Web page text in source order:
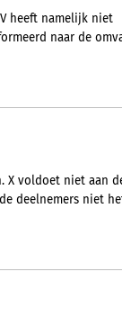
heeft namelijk niet
naar de
X voldoet niet aan
deelnemers niet